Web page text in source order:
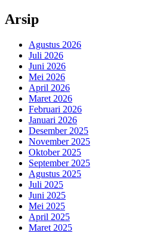
Arsip
Agustus 2026
Juli 2026
Juni 2026
Mei 2026
April 2026
Maret 2026
Februari 2026
Januari 2026
Desember 2025
November 2025
Oktober 2025
September 2025
Agustus 2025
Juli 2025
Juni 2025
Mei 2025
April 2025
Maret 2025